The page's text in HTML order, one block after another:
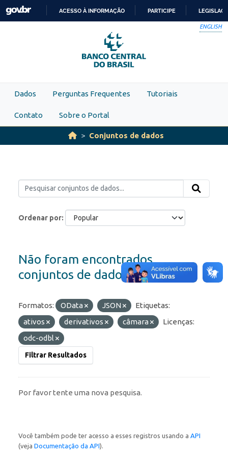
Skip to main content
PARA
O
CONTEÚDO
ACESSO À INFORMAÇÃO PARTICIPE
ENGLISH
Dados Perguntas Frequentes Tutoriais
Contato Sobre o Portal
Conjuntos de dados
Ordenar por
Não foram encontrados
conjuntos de dados
Formatos: OData JSON
Etiquetas:
ativos
derivativos câmara
Licenças:
odc-odbl
Filtrar Resultados
Por favor tente uma nova pesquisa.
Você também pode ter acesso a esses registros usando a API
(veja Documentação da API).